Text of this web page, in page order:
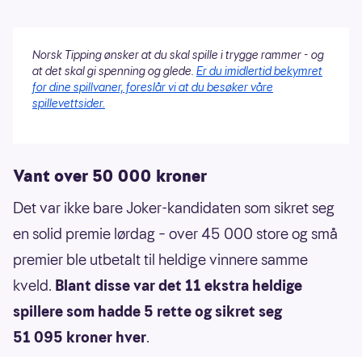
Norsk Tipping ønsker at du skal spille i trygge rammer - og
at det skal gi spenning og glede. Er du imidlertid bekymret
for dine spillvaner, foreslår vi at du besøker våre
spillevettsider.
Vant over 50 000 kroner
Det var ikke bare Joker-kandidaten som sikret seg
en solid premie lørdag – over 45 000 store og små
premier ble utbetalt til heldige vinnere samme
kveld. Blant disse var det 11 ekstra heldige
spillere som hadde 5 rette og sikret seg
51 095 kroner hver.